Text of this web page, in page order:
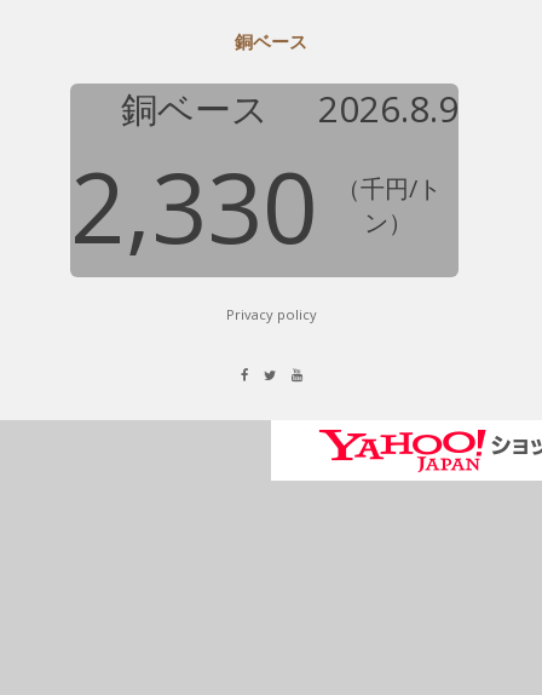
銅ベース
銅ベース 2026.8.9
2,330
（千円/ト
ン）
Privacy policy